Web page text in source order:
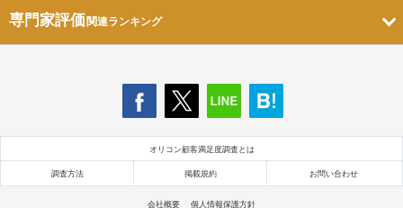
専門家評価関連ランキング
オリコン顧客満足度調査とは
調査方法 掲載規約 お問い合わせ
会社概要 個人情報保護方針